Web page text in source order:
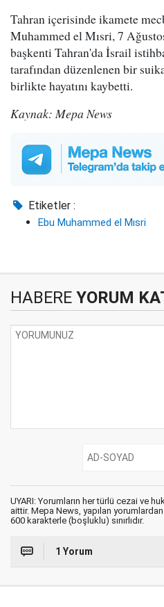
Tahran içerisinde ikamete
Muhammed el Mısri, 7
başkenti Tahran'da İsrail
tarafından düzenlenen bir
birlikte hayatını kaybetti.
Kaynak: Mepa News
Etiketler :
Ebu Muhammed el Mısri
HABERE YORUM
UYARI: Yorumların her türlü cezai ve
aittir. Mepa News, yapılan
600 karakterle (boşluklu) sınırlıdır.
1 Yorum